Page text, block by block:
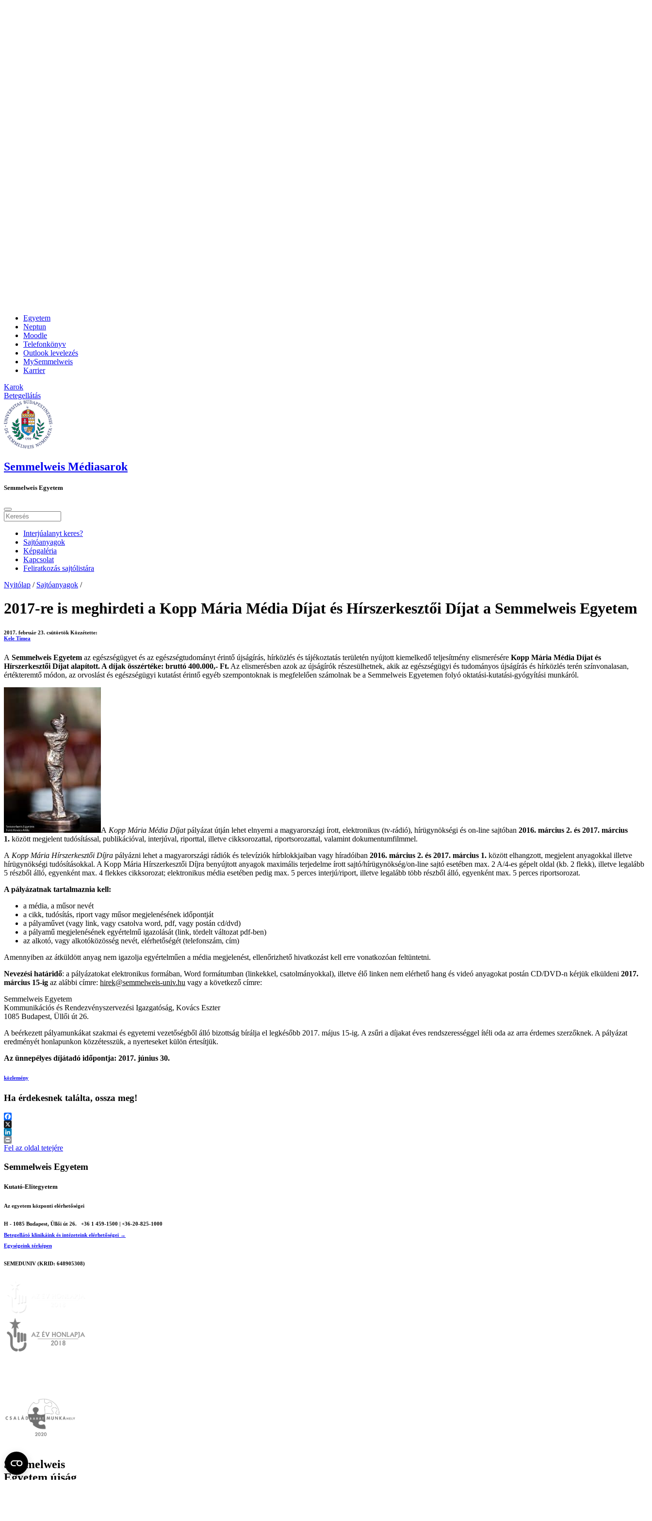
Egyetem
Neptun
Moodle
Telefonkönyv
Outlook levelezés
MySemmelweis
Karrier
Karok
Betegellátás
Semmelweis Médiasarok
Semmelweis Egyetem
Interjúalanyt keres?
Sajtóanyagok
Képgaléria
Kapcsolat
Feliratkozás sajtólistára
Nyitólap / Sajtóanyagok /
2017-re is meghirdeti a Kopp Mária Média Díjat és Hírszerkesztői Díjat a Semmelweis Egyetem
2017. február 23. csütörtök Közzétette:
Kele Tímea
A Semmelweis Egyetem az egészségügyet és az egészségtudományt érintő újságírás, hírközlés és tájékoztatás területén nyújtott kiemelkedő teljesítmény elismerésére Kopp Mária Média Díjat és
Hírszerkesztői Díjat alapított. A díjak összértéke: bruttó 400.000,- Ft. Az elismerésben azok az újságírók részesülhetnek, akik az egészségügyi és tudományos újságírás és hírközlés terén színvonalasan,
értékteremtő módon, az orvoslást és egészségügyi kutatást érintő egyéb szempontoknak is megfelelően számolnak be a Semmelweis Egyetemen folyó oktatási-kutatási-gyógyítási munkáról.
A Kopp Mária Média Díjatpályázat útján lehet elnyerni a magyarországi írott, elektronikus (tv-rádió), hírügynökségi és on-line sajtóban 2016. március 2. és 2017. március
1. között megjelent tudósítással, publikációval, interjúval, riporttal, illetve cikksorozattal, riportsorozattal, valamint dokumentumfilmmel.
A Kopp Mária Hírszerkesztői Díjra pályázni lehet a magyarországi rádiók és televíziók hírblokkjaiban vagy híradóiban 2016. március 2. és 2017. március 1. között elhangzott, megjelent anyagokkal illetve
hírügynökségi tudósításokkal. A Kopp Mária Hírszerkesztői Díjra benyújtott anyagok maximális terjedelme írott sajtó/hírügynökség/on-line sajtó esetében max. 2 A/4-es gépelt oldal (kb. 2 flekk), illetve legalább
5 részből álló, egyenként max. 4 flekkes cikksorozat; elektronikus média esetében pedig max. 5 perces interjú/riport, illetve legalább több részből álló, egyenként max. 5 perces riportsorozat.
A pályázatnak tartalmaznia kell:
a média, a műsor nevét
a cikk, tudósítás, riport vagy műsor megjelenésének időpontját
a pályaművet (vagy link, vagy csatolva word, pdf, vagy postán cd/dvd)
a pályamű megjelenésének egyértelmű igazolását (link, tördelt változat pdf-ben)
az alkotó, vagy alkotóközösség nevét, elérhetőségét (telefonszám, cím)
Amennyiben az átküldött anyag nem igazolja egyértelműen a média megjelenést, ellenőrizhető hivatkozást kell erre vonatkozóan feltüntetni.
Nevezési határidő: a pályázatokat elektronikus formában, Word formátumban (linkekkel, csatolmányokkal), illetve élő linken nem elérhető hang és videó anyagokat postán CD/DVD-n kérjük elküldeni 2017.
március 15-ig az alábbi címre: hirek@semmelweis-univ.hu vagy a következő címre:
Semmelweis Egyetem
Kommunikációs és Rendezvényszervezési Igazgatóság, Kovács Eszter
1085 Budapest, Üllői út 26.
A beérkezett pályamunkákat szakmai és egyetemi vezetőségből álló bizottság bírálja el legkésőbb 2017. május 15-ig. A zsűri a díjakat éves rendszerességgel ítéli oda az arra érdemes szerzőknek. A pályázat
eredményét honlapunkon közzétesszük, a nyerteseket külön értesítjük.
Az ünnepélyes díjátadó időpontja: 2017. június 30.
közlemény
Ha érdekesnek találta, ossza meg!
Facebook
X
LinkedIn
Print
Fel az oldal tetejére
Semmelweis Egyetem
Kutató-Elitegyetem
Az egyetem központi elérhetőségei
H - 1085 Budapest, Üllői út 26.
+36 1 459-1500 | +36-20-825-1000
Betegellátó klinikáink és intézeteink elérhetőségei →
Egységeink térképen
SEMEDUNIV (KRID: 648905308)
Semmelweis
Egyetem újság